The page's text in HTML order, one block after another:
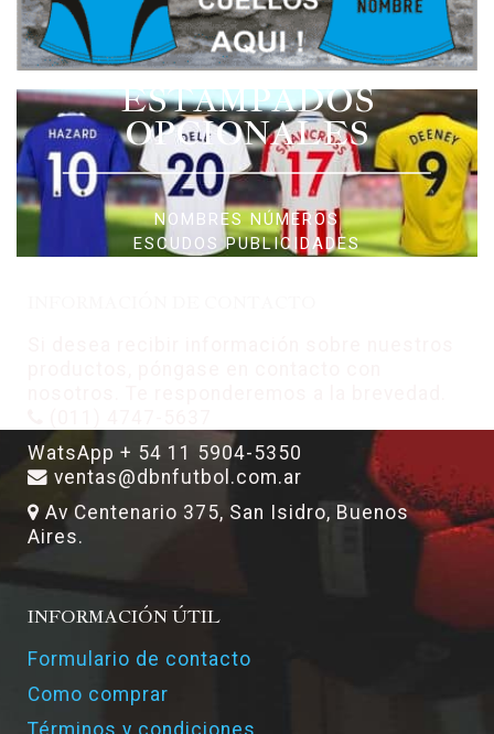
ESTAMPADOS
OPCIONALES
NOMBRES NÚMEROS
ESCUDOS PUBLICIDADES
WatsApp + 54 11 5904-5350
ventas@dbnfutbol.com.ar
Av Centenario 375, San Isidro, Buenos
Aires.
INFORMACIÓN ÚTIL
Formulario de contacto
Como comprar
Términos y condiciones